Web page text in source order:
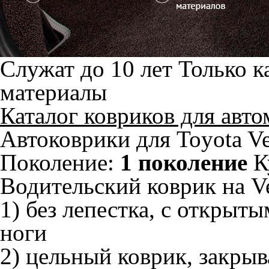
Служат до 10 лет Только
материалы
Каталог ковриков для
Автоковрики для Toyota
Поколение: 1 поколение
Водительский коврик на
1) без лепестка, с
ноги
2) цельный коврик,